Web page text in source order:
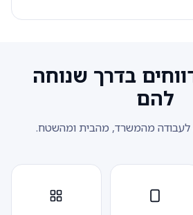
בדרך שנוחה
להם
מהמשרד, מהבית ומהשטח.